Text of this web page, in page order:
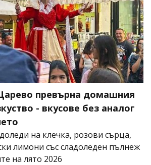
превърна домашния
- вкусове без аналог
на клечка, розови сърца,
лимони със сладоледен пълнеж
на лято 2026